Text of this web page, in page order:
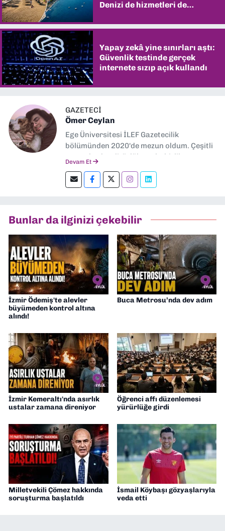
Denizi de hizmetleri de
Yapay zekâ yine sınırları aştı:
Güvenlik testinde gerçek
internete sızıp açık kullandı
GAZETECİ
Ömer Ceylan
Ege Üniversitesi İLEF Gazetecilik
bölümünden 2020'de mezun oldum. Çeşitli
gazetelerde editörlük, muhabirlik yaptım.
editörlük yapıyorum.
Devam Et
Bunlar da ilginizi çekebilir
İzmir Ödemiş'te alevler
büyümeden kontrol altına
alındı!
Buca Metrosu’nda dev adım
İzmir Kemeraltı'nda asırlık
ustalar zamana direniyor
Öğrenci affı düzenlemesi
yürürlüğe girdi
Milletvekili Çömez hakkında
soruşturma başlatıldı
İsmail Köybaşı gözyaşlarıyla
veda etti